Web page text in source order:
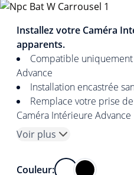
Installez votre Caméra
apparents.
Compatible
Advance
Installation encastrée
Remplace votre prise
Caméra Intérieure Advance
Voir plus
Couleur: